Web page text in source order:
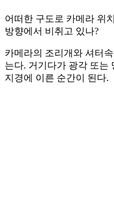
어떠한 구도로 카메라 위
방향에서 비취고 있나?
카메라의 조리개와 셔터
는다. 거기다가 광각 또는
지경에 이른 순간이 된다.